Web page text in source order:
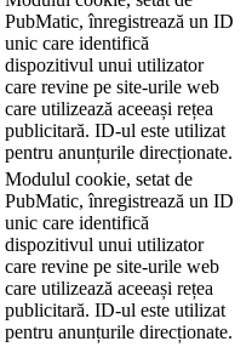
PubMatic, înregistrează un ID
unic care identifică
dispozitivul unui utilizator
care revine pe site-urile web
care utilizează aceeași rețea
publicitară. ID-ul este utilizat
pentru anunțurile direcționate.
Modulul cookie, setat de
PubMatic, înregistrează un ID
unic care identifică
dispozitivul unui utilizator
care revine pe site-urile web
care utilizează aceeași rețea
publicitară. ID-ul este utilizat
pentru anunțurile direcționate.